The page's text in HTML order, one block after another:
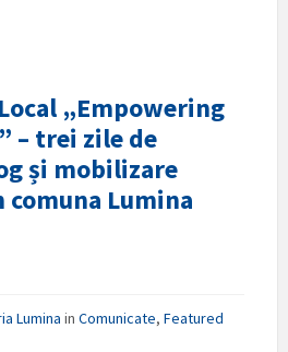
„Empowering
– trei zile de
și mobilizare
Lumina
Lumina in Comunicate, Featured